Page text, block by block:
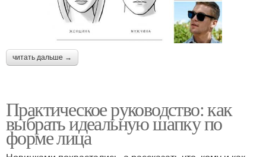
читать дальше →
Практическое руководство: как
выбрать идеальную шапку по
форме лица